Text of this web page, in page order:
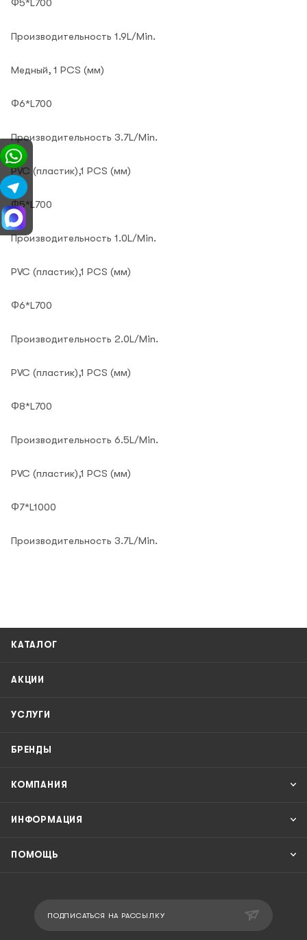
Φ5*L700
Производительность 1.9L/Min.
Медный, 1 PCS (мм)
Φ6*L700
Производительность 3.7L/Min.
PVC (пластик),1 PCS (мм)
Φ5*L700
Производительность 1.0L/Min.
PVC (пластик),1 PCS (мм)
Φ6*L700
Производительность 2.0L/Min.
PVC (пластик),1 PCS (мм)
Φ8*L700
Производительность 6.5L/Min.
PVC (пластик),1 PCS (мм)
Φ7*L1000
Производительность 3.7L/Min.
КАТАЛОГ
АКЦИИ
УСЛУГИ
БРЕНДЫ
КОМПАНИЯ
ИНФОРМАЦИЯ
ПОМОЩЬ
ПОДПИСАТЬСЯ НА РАССЫЛКУ